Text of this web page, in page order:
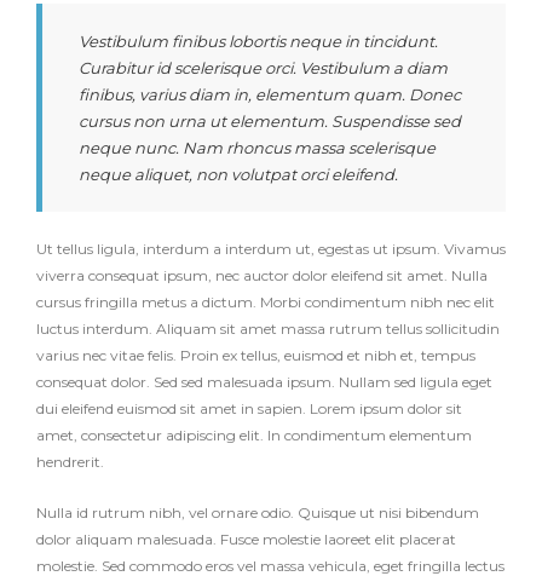
Vestibulum finibus lobortis neque in tincidunt.
Curabitur id scelerisque orci. Vestibulum a diam
finibus, varius diam in, elementum quam. Donec
cursus non urna ut elementum. Suspendisse sed
neque nunc. Nam rhoncus massa scelerisque
neque aliquet, non volutpat orci eleifend.
Ut tellus ligula, interdum a interdum ut, egestas ut ipsum. Vivamus
viverra consequat ipsum, nec auctor dolor eleifend sit amet. Nulla
cursus fringilla metus a dictum. Morbi condimentum nibh nec elit
luctus interdum. Aliquam sit amet massa rutrum tellus sollicitudin
varius nec vitae felis. Proin ex tellus, euismod et nibh et, tempus
consequat dolor. Sed sed malesuada ipsum. Nullam sed ligula eget
dui eleifend euismod sit amet in sapien. Lorem ipsum dolor sit
amet, consectetur adipiscing elit. In condimentum elementum
hendrerit.
Nulla id rutrum nibh, vel ornare odio. Quisque ut nisi bibendum
dolor aliquam malesuada. Fusce molestie laoreet elit placerat
molestie. Sed commodo eros vel massa vehicula, eget fringilla lectus